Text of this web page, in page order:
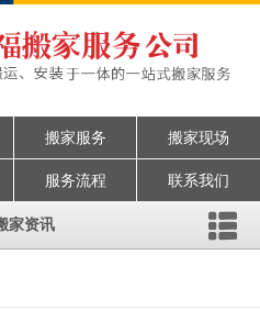
搬家服务 搬家现场
服务流程 联系我们
家资讯